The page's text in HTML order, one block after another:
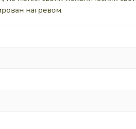
нагревом.